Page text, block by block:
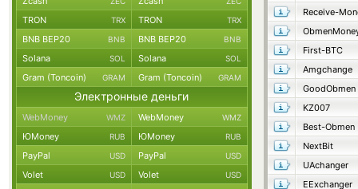
Receive-
First-BTC
Amgchange
GoodObmen
KZ007
Best-Obmen
NextBit
UAchanger
EExchanger
TRON TRX TRON TRX
BNB BEP20 BNB BNB BEP20 BNB
Solana SOL Solana SOL
Gram (Toncoin) GRAM Gram (Toncoin) GRAM
Электронные деньги
WebMoney WMZ WebMoney WMZ
ЮMoney RUB ЮMoney RUB
PayPal USD PayPal USD
Volet USD Volet USD